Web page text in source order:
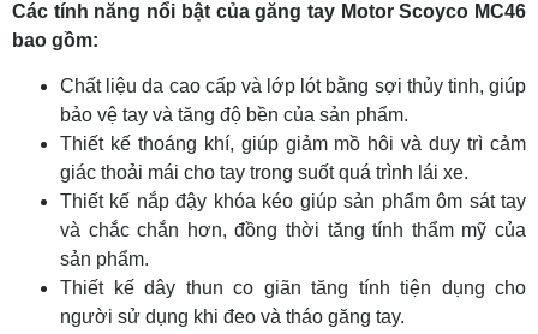
Các tính năng nổi bật của găng tay Motor Scoyco MC46
bao gồm:
Chất liệu da cao cấp và lớp lót bằng sợi thủy tinh, giúp
bảo vệ tay và tăng độ bền của sản phẩm.
Thiết kế thoáng khí, giúp giảm mồ hôi và duy trì cảm
giác thoải mái cho tay trong suốt quá trình lái xe.
Thiết kế nắp đậy khóa kéo giúp sản phẩm ôm sát tay
và chắc chắn hơn, đồng thời tăng tính thẩm mỹ của
sản phẩm.
Thiết kế dây thun co giãn tăng tính tiện dụng cho
người sử dụng khi đeo và tháo găng tay.